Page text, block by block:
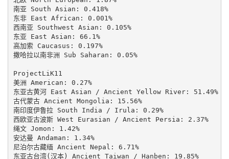
南亚 South Asian: 0.418%
东非 East African: 0.001%
西南亚 Southwest Asian: 0.105%
东亚 East Asian: 66.1%
高加索 Caucasus: 0.197%
撒哈拉以南非洲 Sub Saharan: 0.05%
ProjectLiK11
美洲 American: 0.27%
东亚古黄河 East Asian / Ancient Yellow River: 51.49%
古代蒙古 Ancient Mongolia: 15.56%
南印度伊鲁拉 South India / Irula: 0.29%
西欧亚古波斯 West Eurasian / Ancient Persia: 2.37%
绳文 Jomon: 1.42%
安达曼 Andaman: 1.34%
尼泊尔古藏缅 Ancient Nepal: 6.71%
东亚古台湾(汉本) Ancient Taiwan / Hanben: 19.85%